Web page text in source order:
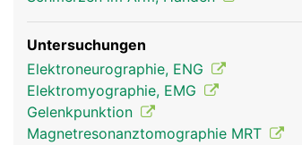
Untersuchungen
Elektroneurographie, ENG
Elektromyographie, EMG
Gelenkpunktion
Magnetresonanztomographie MRT